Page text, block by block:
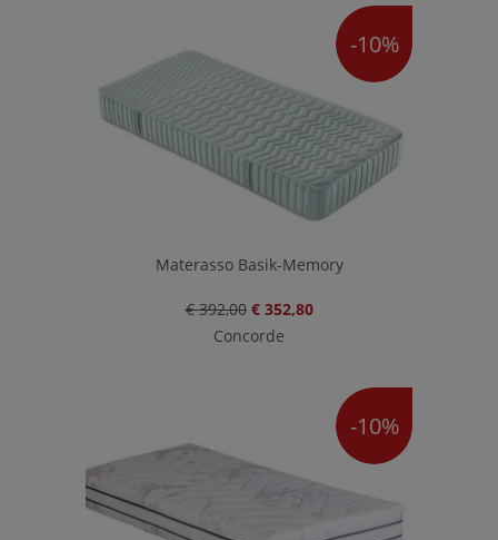
-10%
Materasso Basik-Memory
€ 392,00 € 352,80
Concorde
-10%